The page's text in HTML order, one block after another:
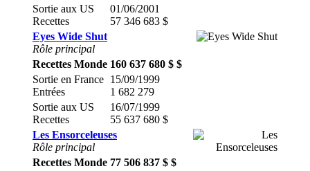
Sortie aux US
Recettes
01/06/2001
57 346 683 $
Eyes Wide Shut
Rôle principal
Recettes Monde 160 637 680 $ $
Sortie en France
Entrées
15/09/1999
1 682 279
Sortie aux US
Recettes
16/07/1999
55 637 680 $
Les Ensorceleuses
Rôle principal
Recettes Monde 77 506 837 $ $